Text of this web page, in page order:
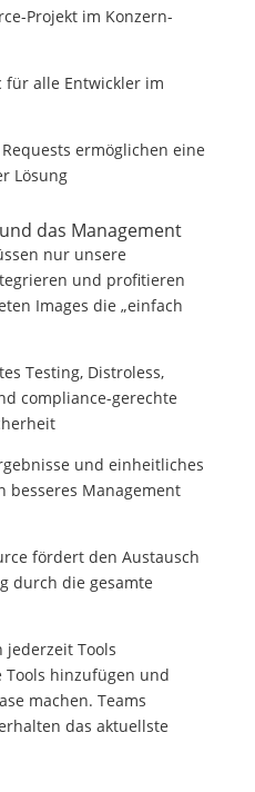
Projekt im Konzern-
für alle Entwickler im
ermöglichen eine
Lösung
das Management
nur unsere
und profitieren
Images die „einfach
Testing, Distroless,
compliance-gerechte
und einheitliches
besseres Management
fördert den Austausch
durch die gesamte
jederzeit Tools
hinzufügen und
machen. Teams
das aktuellste